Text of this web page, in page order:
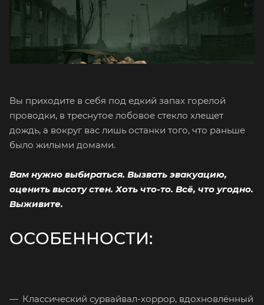
Вы приходите в себя под едкий запах горелой
проводки, в треснутое лобовое стекло хлещет
дождь, а вокруг вас лишь останки того, что раньше
было жилыми домами.
Вам нужно выбираться. Вызвать эвакуацию,
оценить высоту стен. Хоть что-то. Всё, что угодно.
Выживите.
ОСОБЕННОСТИ:
Классический сурвайвал-хоррор, вдохновлённый